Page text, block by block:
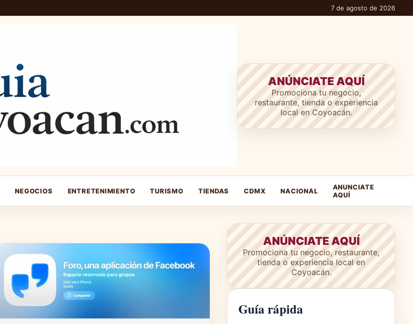
7 de agosto de 2026
ANÚNCIATE AQUÍ
Promociona tu negocio,
restaurante, tienda o experiencia
local en Coyoacán.
NEGOCIOS ENTRETENIMIENTO TURISMO TIENDAS CDMX NACIONAL
ANUNCIATE
AQUÍ
ANÚNCIATE AQUÍ
Promociona tu negocio, restaurante,
tienda o experiencia local en
Coyoacán.
Guía rápida